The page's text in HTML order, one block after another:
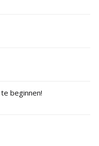
beginnen!